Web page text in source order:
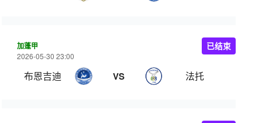
加蓬甲
2026-05-30 23:00
布恩吉迪 VS 法托
已结束